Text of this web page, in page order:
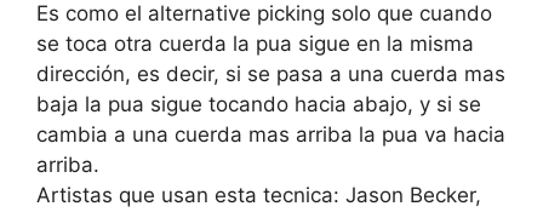
Es como el alternative picking solo que cuando
se toca otra cuerda la pua sigue en la misma
dirección, es decir, si se pasa a una cuerda mas
baja la pua sigue tocando hacia abajo, y si se
cambia a una cuerda mas arriba la pua va hacia
arriba.
Artistas que usan esta tecnica: Jason Becker,